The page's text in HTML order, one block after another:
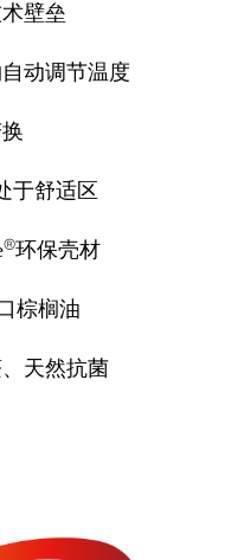
壁垒
动调节温度
于舒适区
®环保壳材
棕榈油
天然抗菌